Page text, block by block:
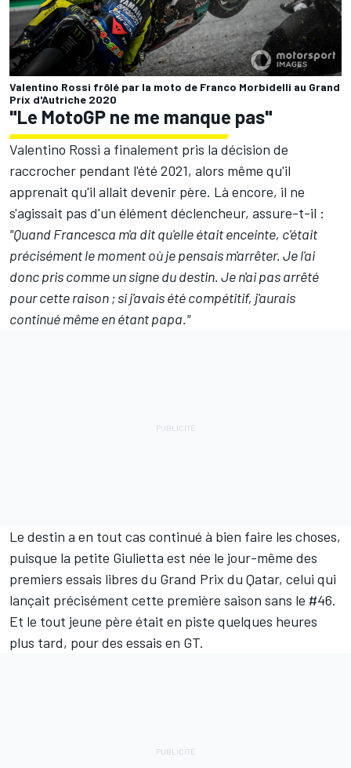
Valentino Rossi frôlé par la moto de Franco Morbidelli au Grand
Prix d'Autriche 2020
"Le MotoGP ne me manque pas"
Valentino Rossi a finalement pris la décision de
raccrocher pendant l'été 2021, alors même qu'il
apprenait qu'il allait devenir père. Là encore, il ne
s'agissait pas d'un élément déclencheur, assure-t-il :
"Quand Francesca m'a dit qu'elle était enceinte, c'était
précisément le moment où je pensais m'arrêter. Je l'ai
donc pris comme un signe du destin. Je n'ai pas arrêté
pour cette raison ; si j'avais été compétitif, j'aurais
continué même en étant papa."
Le destin a en tout cas continué à bien faire les choses,
puisque la petite Giulietta est née le jour-même des
premiers essais libres du Grand Prix du Qatar, celui qui
lançait précisément cette première saison sans le #46.
Et le tout jeune père était en piste quelques heures
plus tard, pour des essais en GT.